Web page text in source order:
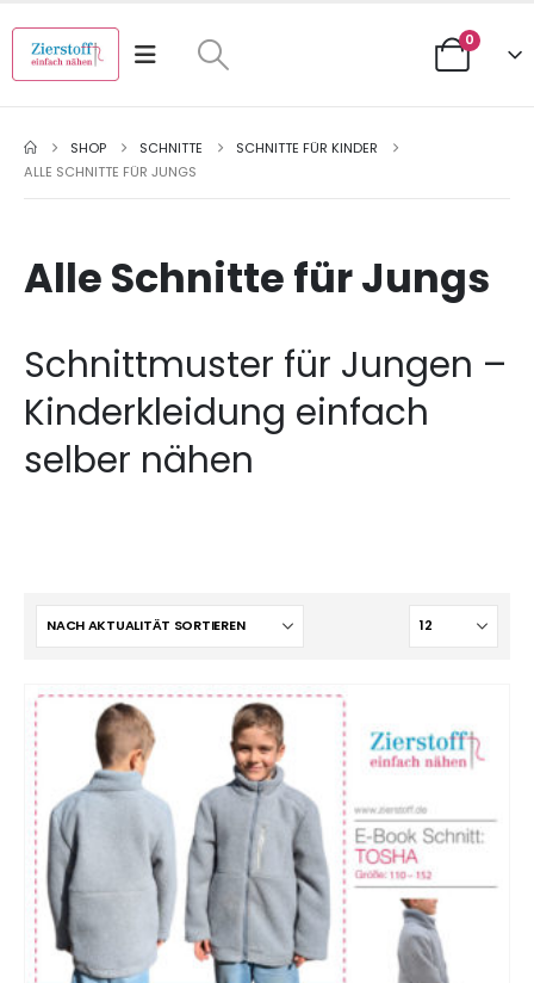
0
SHOP SCHNITTE
SCHNITTE FÜR KINDER
ALLE SCHNITTE FÜR JUNGS
Alle Schnitte für Jungs
Schnittmuster für Jungen –
Kinderkleidung einfach
selber nähen